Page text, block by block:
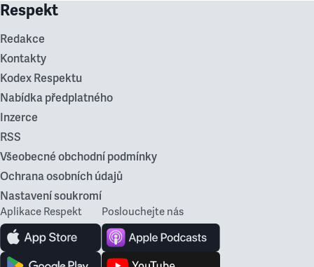
Respekt
Redakce
Kontakty
Kodex Respektu
Nabídka předplatného
Inzerce
RSS
Všeobecné obchodní podmínky
Ochrana osobních údajů
Nastavení soukromí
Aplikace Respekt Poslouchejte nás